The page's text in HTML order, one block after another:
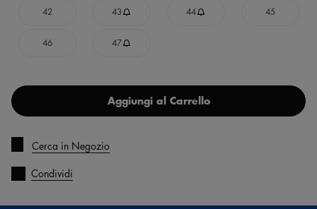
42 43 44 45
46 47
Aggiungi al Carrello
Cerca in Negozio
Condividi